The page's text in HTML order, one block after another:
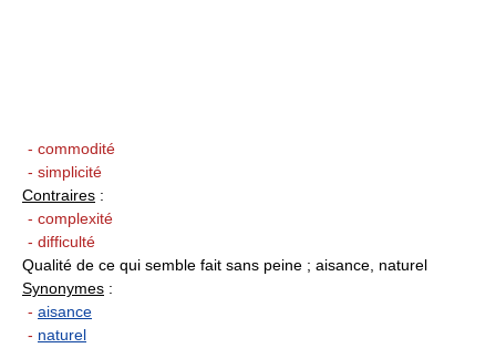
- commodité
- simplicité
Contraires :
- complexité
- difficulté
Qualité de ce qui semble fait sans peine ; aisance, naturel
Synonymes :
- aisance
- naturel